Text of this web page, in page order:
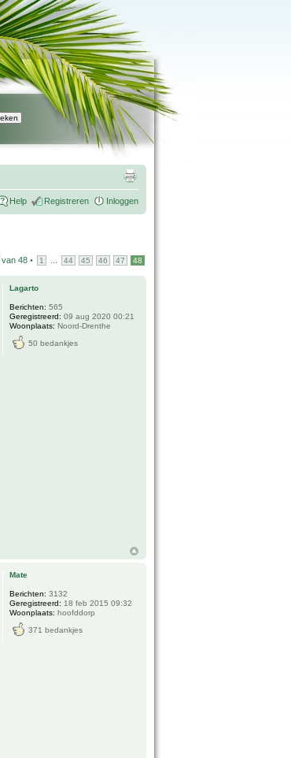
Help Registreren Inloggen
van 48 • 1 44 45 46 47 48
Lagarto
Berichten: 565
Geregistreerd: 09 aug 2020 00:21
Woonplaats: Noord-Drenthe
50 bedankjes
Mate
Berichten: 3132
Geregistreerd: 18 feb 2015 09:32
Woonplaats: hoofddorp
371 bedankjes